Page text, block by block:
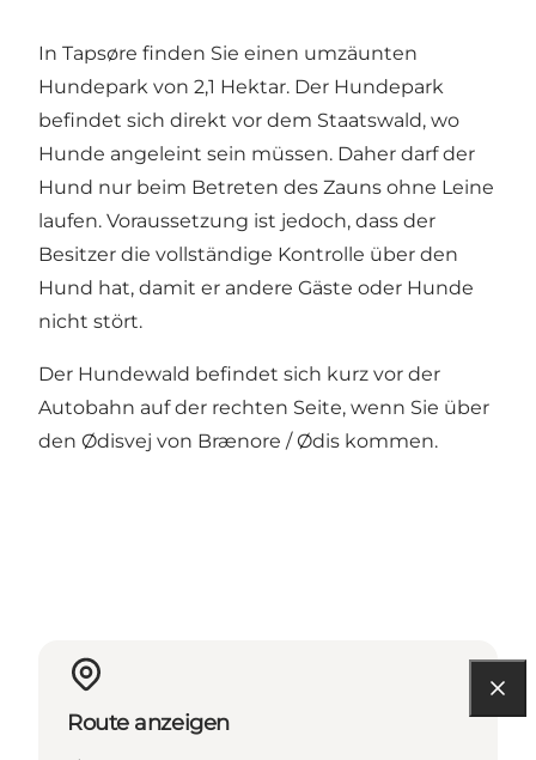
In Tapsøre finden Sie einen umzäunten
Hundepark von 2,1 Hektar. Der Hundepark
befindet sich direkt vor dem Staatswald, wo
Hunde angeleint sein müssen. Daher darf der
Hund nur beim Betreten des Zauns ohne Leine
laufen. Voraussetzung ist jedoch, dass der
Besitzer die vollständige Kontrolle über den
Hund hat, damit er andere Gäste oder Hunde
nicht stört.
Der Hundewald befindet sich kurz vor der
Autobahn auf der rechten Seite, wenn Sie über
den Ødisvej von Brænore / Ødis kommen.
Route anzeigen